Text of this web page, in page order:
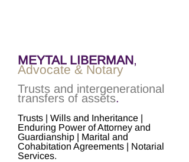
MEYTAL LIBERMAN,
Advocate & Notary
Trusts and intergenerational
transfers of assets.
Trusts | Wills and Inheritance |
Enduring Power of Attorney and
Guardianship | Marital and
Cohabitation Agreements | Notarial
Services.